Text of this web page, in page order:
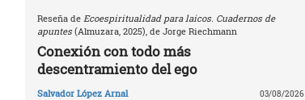
Reseña de Ecoespiritualidad para laicos. Cuadernos de
apuntes(Almuzara, 2025), de Jorge Riechmann
Conexión con todo más
descentramiento del ego
Salvador López Arnal 03/08/2026